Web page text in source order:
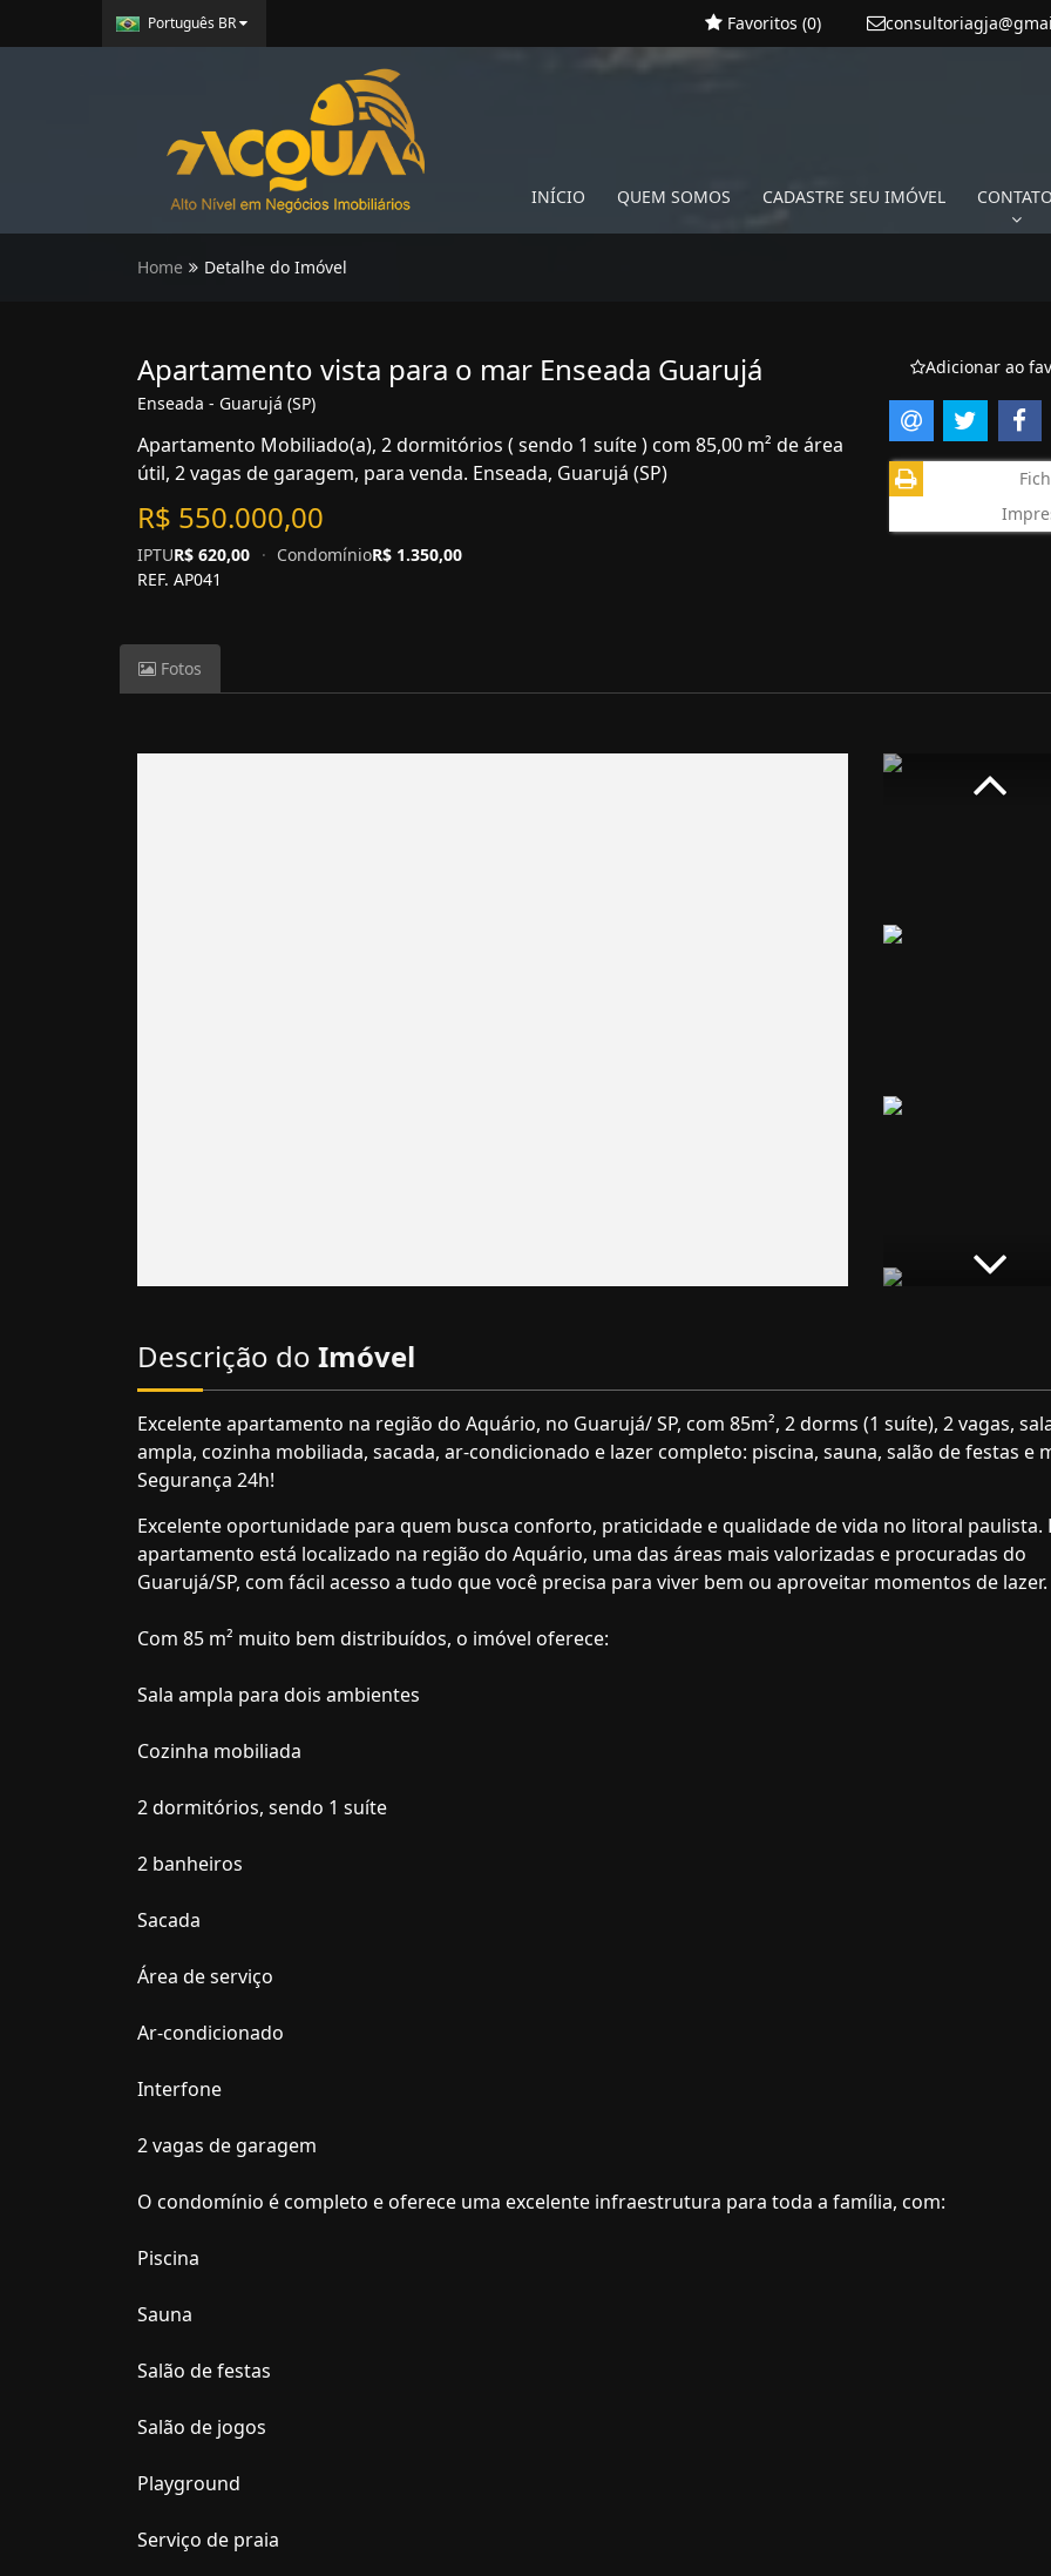
Português BR Favoritos (0)
INÍCIO QUEM SOMOS CADASTRE SEU IMÓVEL
Home Detalhe do Imóvel
Apartamento vista para o mar Enseada Guarujá
Enseada - Guarujá (SP)
Apartamento Mobiliado(a), 2 dormitórios ( sendo 1 suíte ) com 85,00 m² de área
útil, 2 vagas de garagem, para venda. Enseada, Guarujá (SP)
R$ 550.000,00
IPTUR$ 620,00 · CondomínioR$ 1.350,00
REF. AP041
Adicionar ao
Fotos
Descrição do Imóvel
Excelente apartamento na região do Aquário, no Guarujá/ SP, com 85m², 2 dorms (1 suíte), 2 vagas,
ampla, cozinha mobiliada, sacada, ar-condicionado e lazer completo: piscina, sauna, salão de festas e
Segurança 24h!
Excelente oportunidade para quem busca conforto, praticidade e qualidade de vida no litoral paulista.
apartamento está localizado na região do Aquário, uma das áreas mais valorizadas e procuradas do
Guarujá/SP, com fácil acesso a tudo que você precisa para viver bem ou aproveitar momentos de lazer.
Com 85 m² muito bem distribuídos, o imóvel oferece:
Sala ampla para dois ambientes
Cozinha mobiliada
2 dormitórios, sendo 1 suíte
2 banheiros
Sacada
Área de serviço
Ar-condicionado
Interfone
2 vagas de garagem
O condomínio é completo e oferece uma excelente infraestrutura para toda a família, com:
Piscina
Sauna
Salão de festas
Salão de jogos
Playground
Serviço de praia